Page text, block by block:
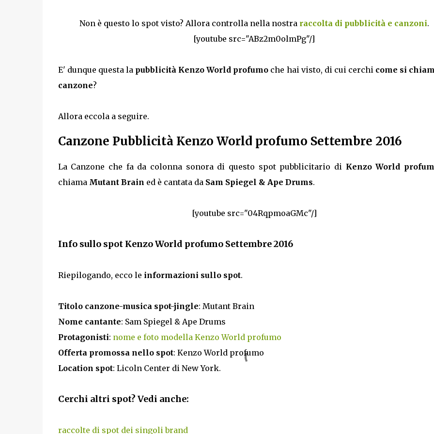
Non è questo lo spot visto? Allora controlla nella nostra raccolta di pubblicità e canzoni.
[youtube src="ABz2m0olmPg"/]
E' dunque questa la pubblicità Kenzo World profumo che hai visto, di cui cerchi come si
canzone?
Allora eccola a seguire.
Canzone Pubblicità Kenzo World profumo Settembre 2016
La Canzone che fa da colonna sonora di questo spot pubblicitario di Kenzo World
chiama Mutant Brain ed è cantata da Sam Spiegel & Ape Drums.
[youtube src="04RqpmoaGMc"/]
Info sullo spot Kenzo World profumo Settembre 2016
Riepilogando, ecco le informazioni sullo spot.
Titolo canzone-musica spot-jingle: Mutant Brain
Nome cantante: Sam Spiegel & Ape Drums
Protagonisti: nome e foto modella Kenzo World profumo
Offerta promossa nello spot: Kenzo World profumo
Location spot: Licoln Center di New York.
Cerchi altri spot? Vedi anche:
raccolte di spot dei singoli brand